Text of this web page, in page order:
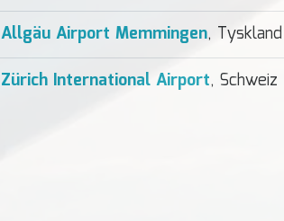
Allgäu Airport Memmingen, Tyskland
Zürich International Airport, Schweiz